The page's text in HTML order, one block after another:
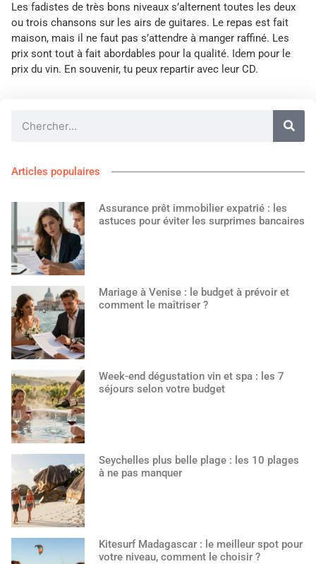
Les fadistes de très bons niveaux s’alternent toutes les deux
ou trois chansons sur les airs de guitares. Le repas est fait
maison, mais il ne faut pas s’attendre à manger raffiné. Les
prix sont tout à fait abordables pour la qualité. Idem pour le
prix du vin. En souvenir, tu peux repartir avec leur CD.
Articles populaires
Assurance prêt immobilier expatrié : les
astuces pour éviter les surprimes bancaires
Mariage à Venise : le budget à prévoir et
comment le maîtriser ?
Week-end dégustation vin et spa : les 7
séjours selon votre budget
Seychelles plus belle plage : les 10 plages
à ne pas manquer
Kitesurf Madagascar : le meilleur spot pour
votre niveau, comment le choisir ?